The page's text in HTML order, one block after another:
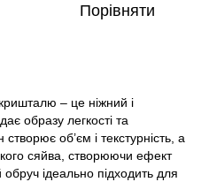
Порівняти
– це ніжний і
образу легкості та
об’єм і текстурність, а
сяйва, створюючи ефект
обруч ідеально підходить для